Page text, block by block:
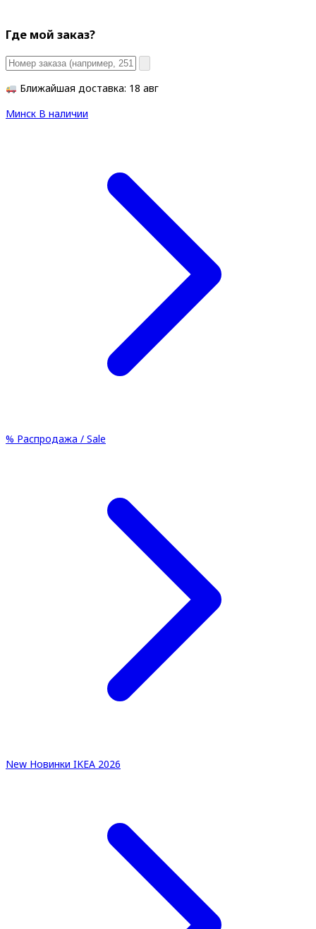
Где мой заказ?
Ближайшая доставка: 18 авг
Минск В наличии
% Распродажа / Sale
New Новинки IKEA 2026